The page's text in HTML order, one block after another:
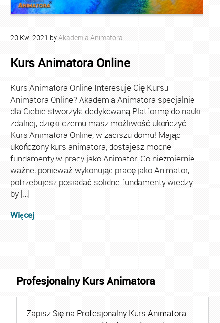
20 Kwi 2021 byAkademia Animatora
Kurs Animatora Online
Kurs Animatora Online Interesuje Cię Kursu
Animatora Online? Akademia Animatora specjalnie
dla Ciebie stworzyła dedykowaną Platformę do nauki
zdalnej, dzięki czemu masz możliwość ukończyć
Kurs Animatora Online, w zaciszu domu! Mając
ukończony kurs animatora, dostajesz mocne
fundamenty w pracy jako Animator. Co niezmiernie
ważne, ponieważ wykonując pracę jako Animator,
potrzebujesz posiadać solidne fundamenty wiedzy,
by […]
Więcej
Profesjonalny Kurs Animatora
Zapisz Się na Profesjonalny Kurs Animatora